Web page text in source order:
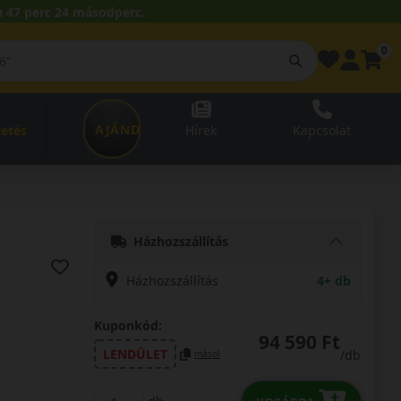
47 perc 23 másodperc.
AJÁNDÉKUTALVÁNY
Házhozszállítás
Házhozszállítás 4+ db
Kuponkód:
LENDÜLET
másol 94 590 Ft
/db